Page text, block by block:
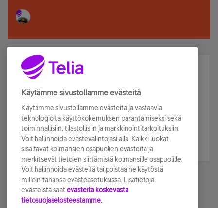
Älä jää paitsi – osallistu ja voita!
Tilaa Telian uutiskirje ja olet mukana arvonnassa.
sähköpostiisi.
Tilaa nyt
Käytämme sivustollamme evästeitä
Käytämme sivustollamme evästeitä ja vastaavia
teknologioita käyttökokemuksen parantamiseksi sekä
toiminnallisiin, tilastollisiin ja markkinointitarkoituksiin.
Voit hallinnoida evästevalintojasi alla. Kaikki luokat
sisältävät kolmansien osapuolien evästeitä ja
merkitsevät tietojen siirtämistä kolmansille osapuolille.
Voit hallinnoida evästeitä tai poistaa ne käytöstä
milloin tahansa evästeasetuksissa. Lisätietoja
evästeistä saat evästeitä koskevasta
tietosuojaselosteestamme.